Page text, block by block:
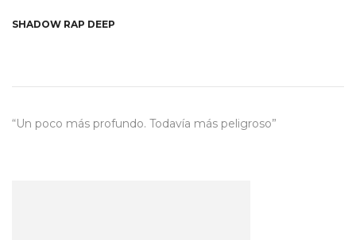
SHADOW RAP DEEP
“Un poco más profundo. Todavía más peligroso”